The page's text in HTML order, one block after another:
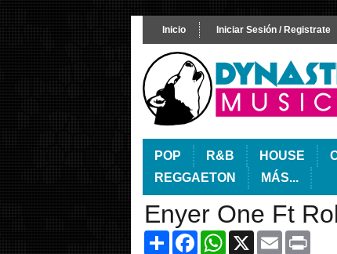
Inicio Iniciar Sesión / Registrate
POP R&B HOUSE
REGGAETON
MÁS...
Enyer One Ft
ShareFacebookWhatsApp
X Email